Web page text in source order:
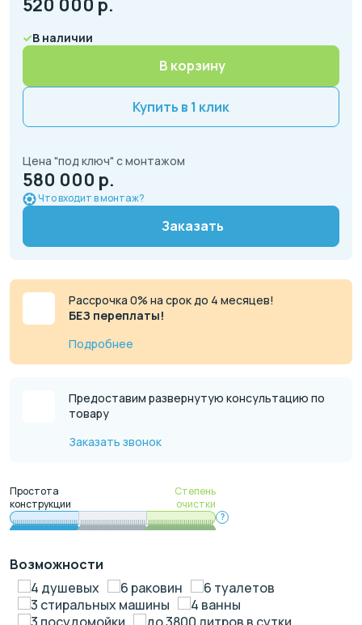
520 000 р.
В наличии
В корзину
Купить в 1 клик
Цена "под ключ" с монтажом
580 000 р.
Что входит в монтаж?
Заказать
Рассрочка 0% на срок до 4 месяцев!
БЕЗ переплаты!
Подробнее
Предоставим развернутую консультацию по
товару
Заказать звонок
Простота
конструкции
Степень
очистки
?
Возможности
4 душевых
6 раковин
6 туалетов
3 стиральных машины
4 ванны